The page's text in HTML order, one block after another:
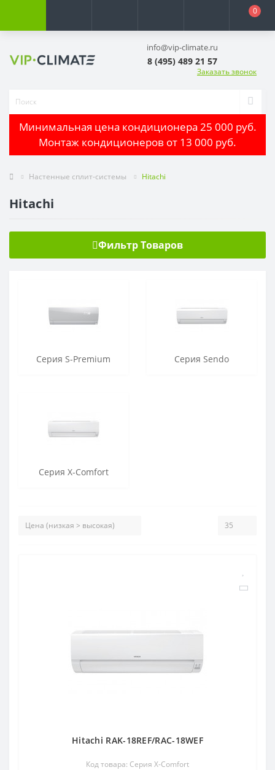
0
info@vip-climate.ru
8 (495) 489 21 57
Заказать звонок
Минимальная цена кондиционера 25 000 руб.
Монтаж кондиционеров от 13 000 руб.
Настенные сплит-системы Hitachi
Hitachi
Фильтр Товаров
Серия S-Premium Серия Sendo
Серия X-Comfort
Hitachi RAK-18REF/RAC-18WEF
Код товара: Серия X-Comfort